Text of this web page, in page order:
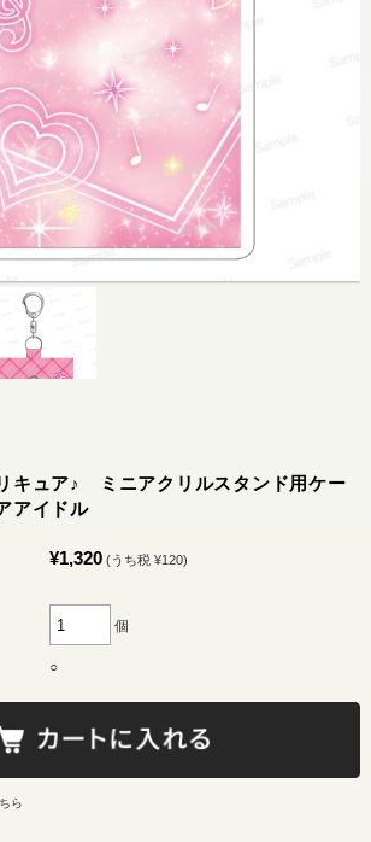
キュア♪ ミニアクリルスタンド用ケー
アイドル
¥1,320 (うち税 ¥120)
個
○
ら